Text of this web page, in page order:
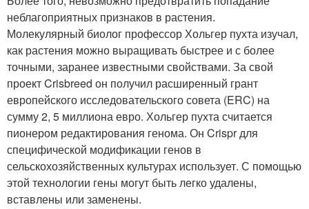
неблагоприятных признаков в растения.
Молекулярный биолог профессор Хольгер пухта изучал,
как растения можно выращивать быстрее и с более
точными, заранее известными свойствами. За свой
проект Crisbreed он получил расширенный грант
европейского исследовательского совета (ERC) на
сумму 2, 5 миллиона евро. Хольгер пухта считается
пионером редактирования генома. Он Crispr для
специфической модификации генов в
сельскохозяйственных культурах использует. С помощью
этой технологии гены могут быть легко удалены,
вставлены или заменены.